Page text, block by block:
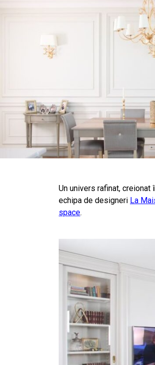
Un univers rafinat,
echipa de designeri La
space.